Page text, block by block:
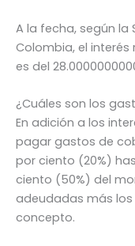
A la fecha, según la
Colombia, el
es del
¿Cuáles son los
En adición a los
pagar gastos de
por ciento (20%)
ciento (50%) del
adeudadas más
concepto.